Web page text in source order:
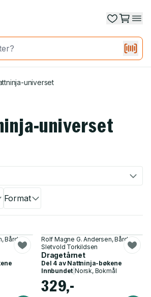
universet
universet
Format
Bård
Rolf Magne G. Andersen, Bård
Sletvold Torkildsen
Dragetårnet
Del 4 av Nattninja-bøkene
Innbundet |Norsk, Bokmål
329,-